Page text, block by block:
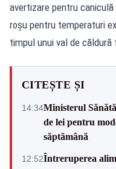
avertizare pentru
roșu pentru temperaturi
timpul unui val de căldură
CITEȘTE ȘI
14:34Ministerul
de lei pentru
săptămână
12:52Întreruperea